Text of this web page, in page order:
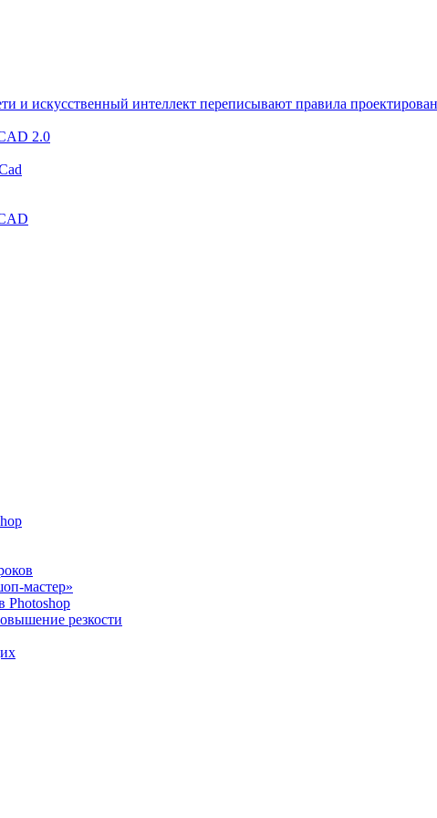
и искусственный интеллект переписывают правила
2.0
мастер»
Photoshop
резкости